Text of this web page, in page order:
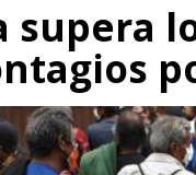
supera